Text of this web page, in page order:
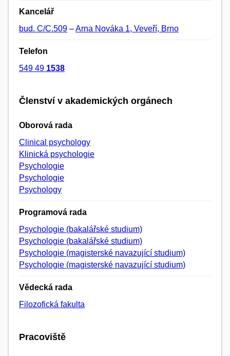
Kancelář
bud. C/C.509 –Arna Nováka 1, Veveří, Brno
Telefon
549 49 1538
Členství v akademických orgánech
Oborová rada
Clinical psychology
Klinická psychologie
Psychologie
Psychologie
Psychology
Programová rada
Psychologie (bakalářské studium)
Psychologie (bakalářské studium)
Psychologie (magisterské navazující studium)
Psychologie (magisterské navazující studium)
Vědecká rada
Filozofická fakulta
Pracoviště